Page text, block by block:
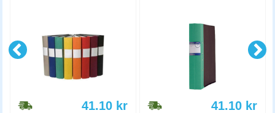
41.10 kr 41.10 kr